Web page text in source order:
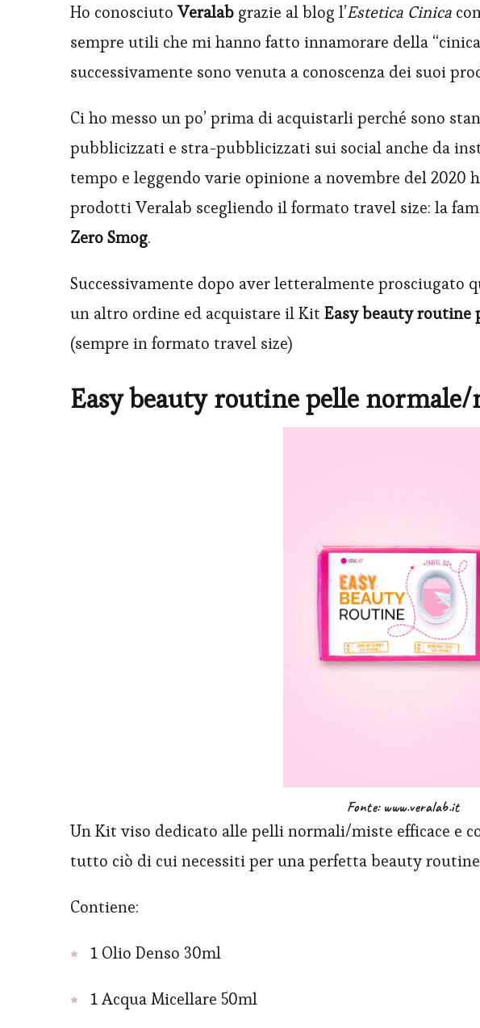
Ho conosciuto Veralab grazie al blog l’Estetica Cinica
sempre utili che mi hanno fatto innamorare della
successivamente sono venuta a conoscenza dei suoi
Ci ho messo un po’ prima di acquistarli perché sono
pubblicizzati e stra-pubblicizzati sui social anche da
tempo e leggendo varie opinione a novembre del 2020
prodotti Veralab scegliendo il formato travel size: la
Zero Smog.
Successivamente dopo aver letteralmente prosciugato
un altro ordine ed acquistare il Kit Easy beauty routine
(sempre in formato travel size)
Easy beauty routine pelle
Fonte: www.veralab.it
Un Kit viso dedicato alle pelli normali/miste efficace e
tutto ciò di cui necessiti per una perfetta beauty
Contiene:
1 Olio Denso 30ml
1 Acqua Micellare 50ml